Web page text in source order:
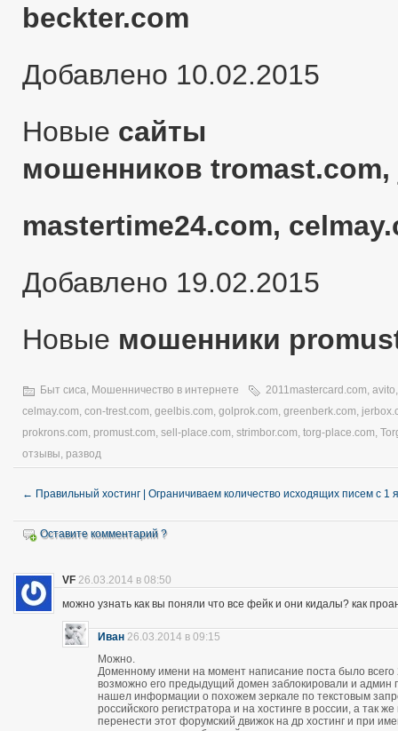
beckter.com
Добавлено 10.02.2015
Новые сайты
мошенников
mastertime24.com,
Добавлено 19.02.2015
Новые мошенники
Быт сиса Мошенничество в интернете 2011mastercard.com avito
celmay.com con-trest.com geelbis.com golprok.com greenberk.com
prokrons.com promust.com sell-place.com strimbor.com torg-place.com
отзывы развод
← Правильный хостинг | Ограничиваем количество исходящих писем с 1
Оставите комментарий ?
VF 26.03.2014 в 08:50
можно узнать как вы поняли что все фейк и они кидалы? как
Иван 26.03.2014 в 09:15
Можно.
Доменному имени на момент написание поста было
возможно его предыдущий домен заблокировали и админ
нашел информации о похожем зеркале по текстовым
российского регистратора и на хостинге в россии, а
перенести этот форумский движок на др хостинг и при